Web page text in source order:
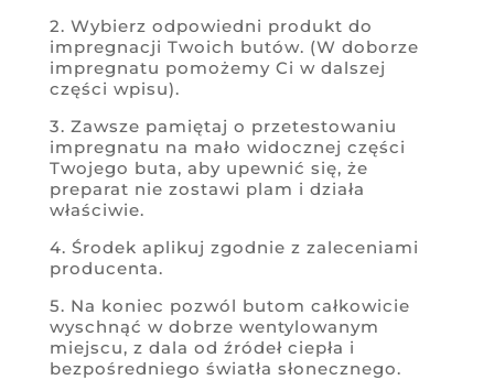
2. Wybierz odpowiedni produkt do
impregnacji Twoich butów. (W doborze
impregnatu pomożemy Ci w dalszej
części wpisu).
3. Zawsze pamiętaj o przetestowaniu
impregnatu na mało widocznej części
Twojego buta, aby upewnić się, że
preparat nie zostawi plam i działa
właściwie.
4. Środek aplikuj zgodnie z zaleceniami
producenta.
5. Na koniec pozwól butom całkowicie
wyschnąć w dobrze wentylowanym
miejscu, z dala od źródeł ciepła i
bezpośredniego światła słonecznego.